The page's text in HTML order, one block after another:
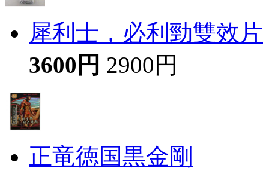
犀利士，必利勁雙效片
3600円 2900円
正竜徳国黒金剛